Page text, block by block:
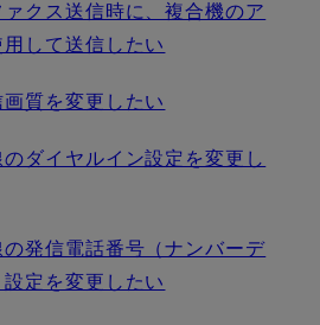
クス送信時に、複合機のア
用して送信したい
質を変更したい
ダイヤルイン設定を変更し
発信電話番号（ナンバーデ
定を変更したい